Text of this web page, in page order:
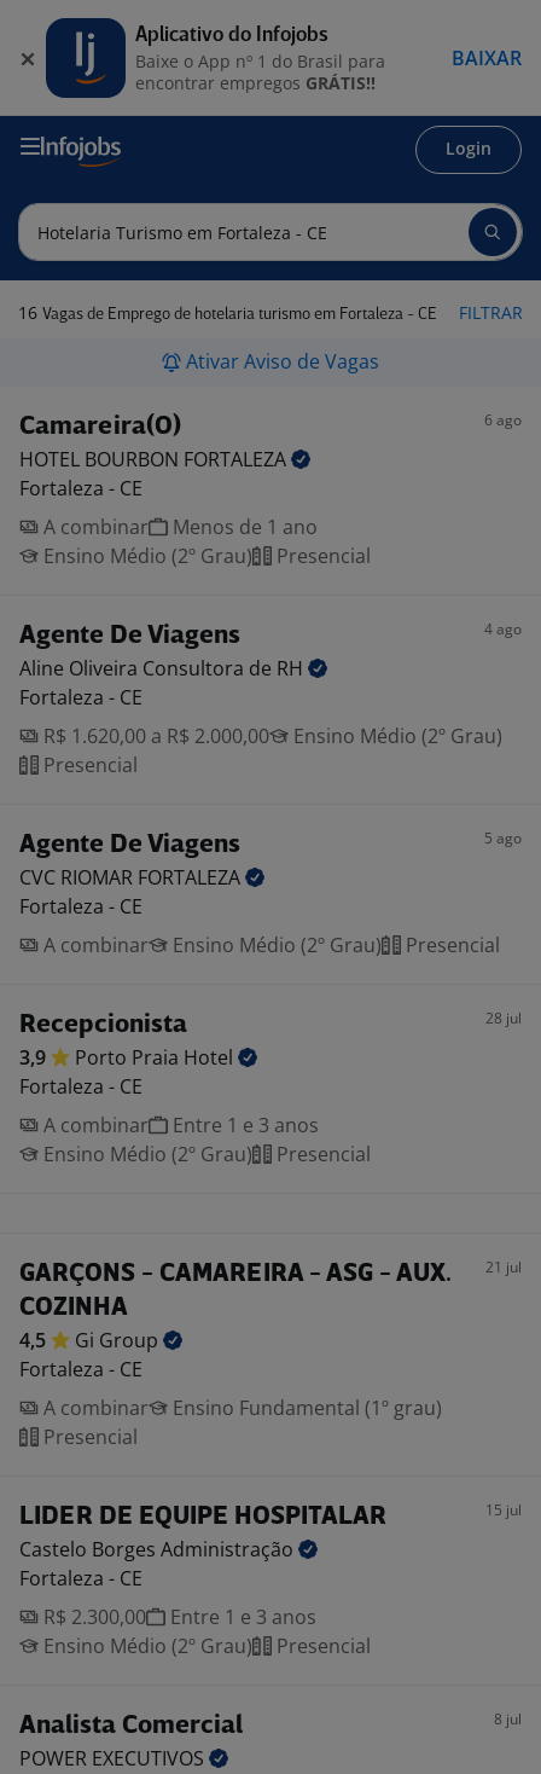
Login
16 Vagas de Emprego de hotelaria turismo em Fortaleza - CE FILTRAR
Ativar Aviso de Vagas
Camareira(O) 6 ago
HOTEL BOURBON FORTALEZA
Fortaleza - CE
A combinar
Menos de 1 ano
Ensino Médio (2º Grau)
Presencial
Agente De Viagens 4 ago
Aline Oliveira Consultora de RH
Fortaleza - CE
R$ 1.620,00 a R$ 2.000,00
Ensino Médio (2º Grau)
Presencial
Agente De Viagens 5 ago
CVC RIOMAR FORTALEZA
Fortaleza - CE
A combinar
Ensino Médio (2º Grau) Presencial
Recepcionista 28 jul
3,9 Porto Praia Hotel
Fortaleza - CE
A combinar
Entre 1 e 3 anos
Ensino Médio (2º Grau)
Presencial
GARÇONS - CAMAREIRA - ASG - AUX.
COZINHA
21 jul
4,5 Gi Group
Fortaleza - CE
A combinar
Ensino Fundamental (1º grau)
Presencial
LIDER DE EQUIPE HOSPITALAR 15 jul
Castelo Borges Administração
Fortaleza - CE
R$ 2.300,00
Entre 1 e 3 anos
Ensino Médio (2º Grau)
Presencial
Analista Comercial 8 jul
POWER EXECUTIVOS
Aplicativo do Infojobs
Baixe o App nº 1 do Brasil para
encontrar empregos GRÁTIS!!
BAIXAR